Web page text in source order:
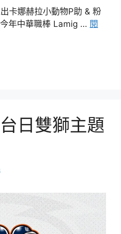
卡娜赫拉小動物P助 & 粉
年中華職棒 Lamig … 閱
日雙獅主題